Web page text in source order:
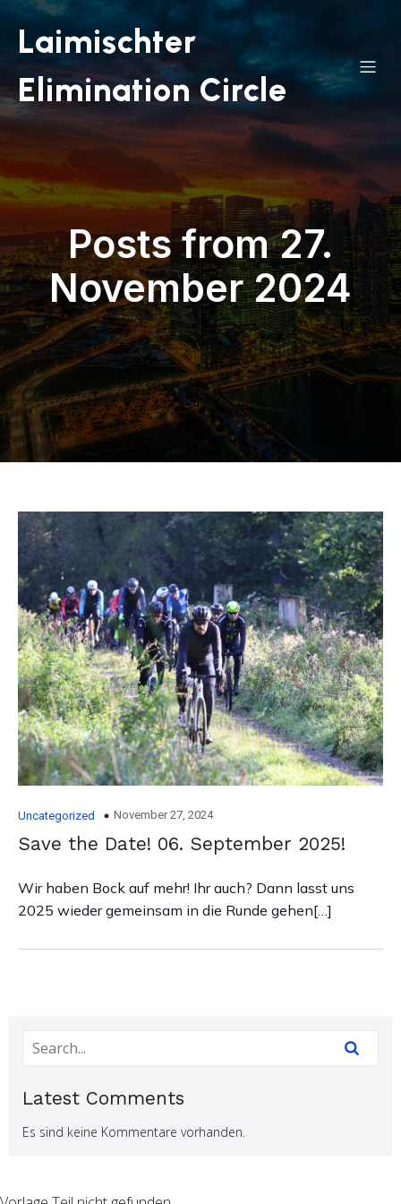
Laimischter
Elimination Circle
Posts from 27.
November 2024
Uncategorized November 27, 2024
Save the Date! 06. September 2025!
Wir haben Bock auf mehr! Ihr auch? Dann lasst uns
2025 wieder gemeinsam in die Runde gehen[…]
Latest Comments
Es sind keine Kommentare vorhanden.